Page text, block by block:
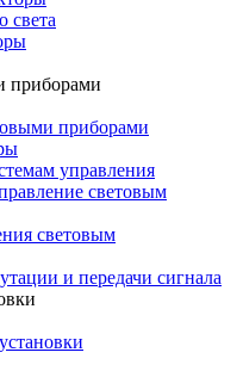
света
приборами
приборами
управления
световым
световым
и передачи сигнала